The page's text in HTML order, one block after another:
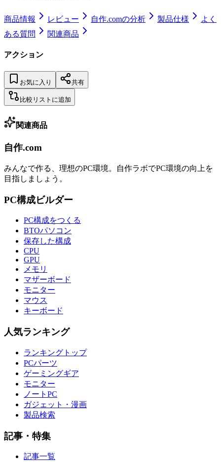
商品情報 レビュー 自作.comの分析 製品仕様
よく
ある質問
関連商品
アクション
お気に入り 共有
比較リストに追加
関連商品
自作.com
みんなで作る、理想のPC環境。 自作ラボでPC環境の向上を
目指しましょう。
PC構成ビルダー
PC構成をつくる
BTOパソコン
保存した構成
CPU
GPU
メモリ
マザーボード
モニター
マウス
キーボード
人気ランキング
ランキングトップ
PCパーツ
ゲーミングギア
モニター
ノートPC
ガジェット・漫画
製品検索
記事・特集
記事一覧